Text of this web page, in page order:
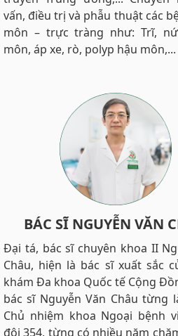
vấn, điều trị và phẫu thuật các
môn – trực tràng như: Trĩ,
môn, áp xe, rò, polyp hậu môn,...
BÁC SĨ NGUYỄN VĂN
Đại tá, bác sĩ chuyên khoa II
Châu, hiện là bác sĩ xuất sắc
khám Đa khoa Quốc tế Cộng
bác sĩ Nguyễn Văn Châu từng
Chủ nhiệm khoa Ngoại bệnh
đội 354, từng có nhiều năm